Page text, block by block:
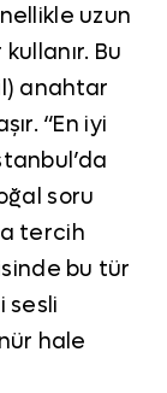
uzun
Bu
anahtar
“En iyi
soru
tercih
bu tür
sesli
hale